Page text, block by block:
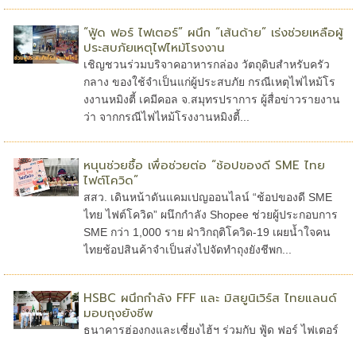
“ฟู้ด ฟอร์ ไฟเตอร์” ผนึก “เส้นด้าย” เร่งช่วยเหลือผู้
ประสบภัยเหตุไฟไหม้โรงงาน
เชิญชวนร่วมบริจาคอาหารกล่อง วัตถุดิบสำหรับครัว
กลาง ของใช้จำเป็นแก่ผู้ประสบภัย กรณีเหตุไฟไหม้โร
งงานหมิงตี้ เคมีคอล จ.สมุทรปราการ ผู้สื่อข่าวรายงาน
ว่า จากกรณีไฟไหม้โรงงานหมิงตี้...
หนุนช่วยชื้อ เพื่อช่วยต่อ “ช้อปของดี SME ไทย
ไฟต์โควิด”
สสว. เดินหน้าดันแคมเปญออนไลน์ “ช้อปของดี SME
ไทย ไฟต์โควิด” ผนึกกำลัง Shopee ช่วยผู้ประกอบการ
SME กว่า 1,000 ราย ฝ่าวิกฤติโควิด-19 เผยน้ำใจคน
ไทยช้อปสินค้าจำเป็นส่งไปจัดทำถุงยังชีพก...
HSBC ผนึกกำลัง FFF และ มิสยูนิเวิร์ส ไทยแลนด์
มอบถุงยังชีพ
ธนาคารฮ่องกงและเซี่ยงไฮ้ฯ ร่วมกับ ฟู้ด ฟอร์ ไฟเตอร์